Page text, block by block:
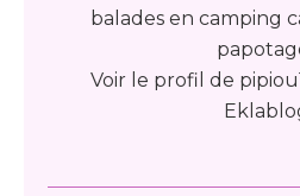
balades en camping
Voir le profil de